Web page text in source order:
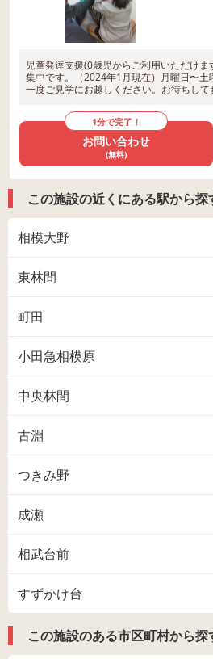
児童発達支援(0歳児からご利用いただけ
集中です。（2024年1月現在）月曜日〜
一度ご見学にお越しください。お待ちして
1分で完了！
お問い合わせ
(無料)
この施設の近くにある駅から探
相模大野
東林間
町田
小田急相模原
中央林間
古淵
つきみ野
成瀬
相武台前
すずかけ台
この施設のある市区町村から探